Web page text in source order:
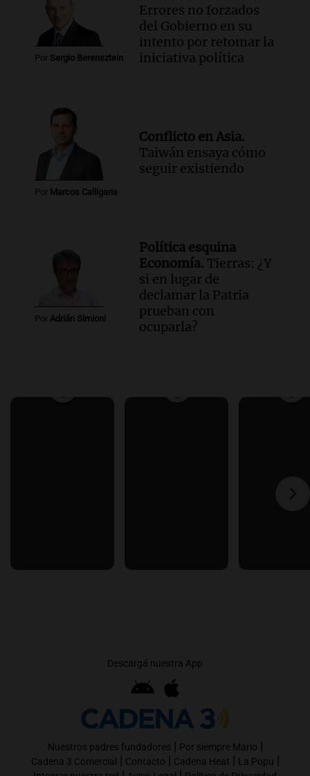
Por Sergio Berensztein
Errores no forzados
del Gobierno en su
intento por retomar la
iniciativa política
Por Marcos Calligaris
Conflicto en Asia.
Taiwán ensaya cómo
seguir existiendo
Por Adrián Simioni
Política esquina
Economía. Tierras: ¿Y
si en lugar de
declamar la Patria
prueban con
ocuparla?
Descargá nuestra App
Nuestros padres fundadores | Por siempre Mario |
Cadena 3 Comercial | Contacto | Cadena Heat | La Popu |